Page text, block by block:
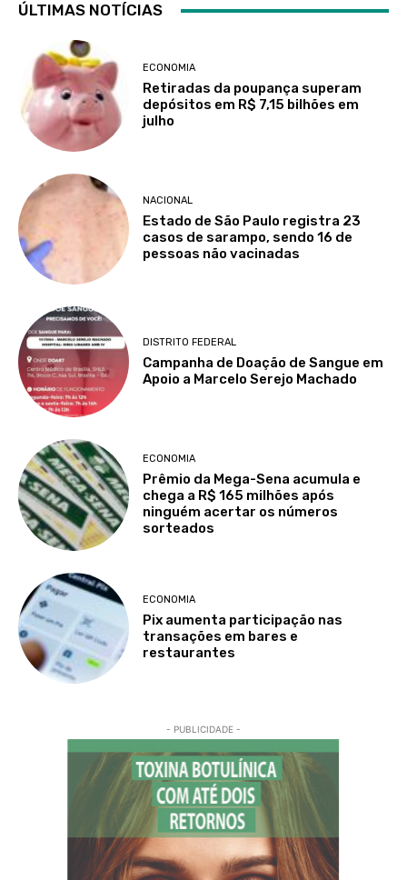
ÚLTIMAS NOTÍCIAS
ECONOMIA
Retiradas da poupança superam
depósitos em R$ 7,15 bilhões em
julho
NACIONAL
Estado de São Paulo registra 23
casos de sarampo, sendo 16 de
pessoas não vacinadas
DISTRITO FEDERAL
Campanha de Doação de Sangue em
Apoio a Marcelo Serejo Machado
ECONOMIA
Prêmio da Mega-Sena acumula e
chega a R$ 165 milhões após
ninguém acertar os números
sorteados
ECONOMIA
Pix aumenta participação nas
transações em bares e
restaurantes
- PUBLICIDADE -